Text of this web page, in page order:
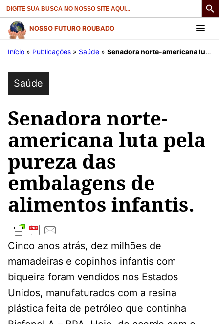
Search
for:
Pular
para
conteúdo
NOSSO FUTURO ROUBADO
Início » Publicações » Saúde » Senadora norte-americana luta pela pureza das embalagens de alimentos infantis.
Saúde
Senadora norte-
americana luta pela
pureza das
embalagens de
alimentos infantis.
Cinco anos atrás, dez milhões de
mamadeiras e copinhos infantis com
biqueira foram vendidos nos Estados
Unidos, manufaturados com a resina
plástica feita de petróleo que continha